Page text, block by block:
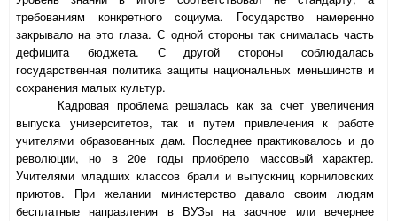
требованиям конкретного социума. Государство намеренно
закрывало на это глаза. С одной стороны так снималась часть
дефицита бюджета. С другой стороны соблюдалась
государственная политика защиты национальных меньшинств и
сохранения малых культур.
Кадровая проблема решалась как за счет увеличения
выпуска университетов, так и путем привлечения к работе
учителями образованных дам. Последнее практиковалось и до
революции, но в 20е годы приобрело массовый характер.
Учителями младших классов брали и выпускниц корниловских
приютов. При желании министерство давало своим людям
бесплатные направления в ВУЗы на заочное или вечернее